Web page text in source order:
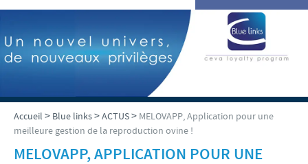
QUI SOMMES-NOUS?
Aperçu de la société
Ceva Santé Animale Tunisie
Production
PRODUITS
Volailles
Ovins - Caprins
ACTUALITÉS ET MÉDIA
Ceva News
RESPONSABILITÉS
Accueil > Blue links>ACTUS> MELOVAPP, Application pour une
meilleure gestion de la reproduction ovine !
MELOVAPP, APPLICATION POUR UNE